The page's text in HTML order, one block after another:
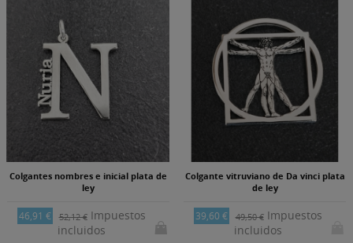
Colgantes nombres e inicial plata de
ley
46,91 € 52,12 €Impuestos
incluidos
Colgante vitruviano de Da vinci plata
de ley
39,60 € 49,50 €Impuestos
incluidos